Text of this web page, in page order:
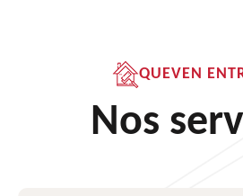
QUEVEN
Nos